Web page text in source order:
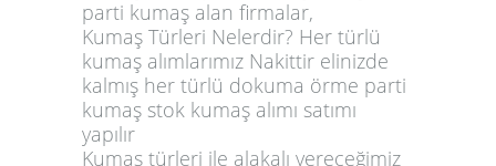
parti kumaş alan firmalar,
Kumaş Türleri Nelerdir? Her türlü
kumaş alımlarımız Nakittir elinizde
kalmış her türlü dokuma örme parti
kumaş stok kumaş alımı satımı
yapılır
Kumaş türleri ile alakalı vereceğimiz